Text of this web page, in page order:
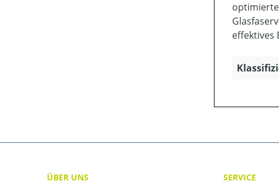
effektives
ÜBER UNS
SERVICE